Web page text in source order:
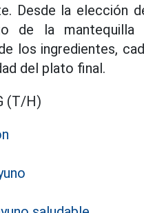
Desde la elección
de la mantequilla
los ingredientes,
del plato final.
(T/H)